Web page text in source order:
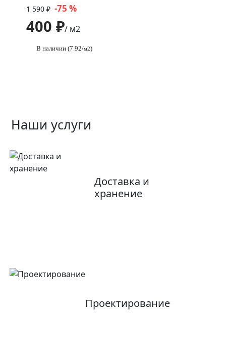
1 590 ₽ -75 %
400 ₽/ м2
В наличии (7.92/м2)
Наши услуги
Доставка и
хранение
Проектирование